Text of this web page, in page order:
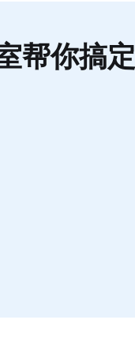
帮你搞定